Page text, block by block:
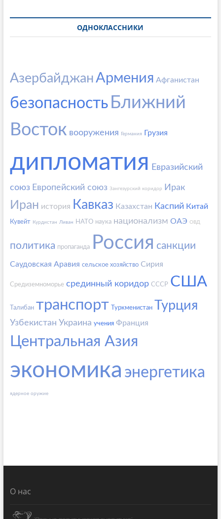
ОДНОКЛАССНИКИ
АзербайджанАрмения Афганистан
безопасность Ближний
Восток вооружения Германия Грузия
дипломатия Евразийский
союз Европейский союз Зангезурский коридор Ирак
Иран история Кавказ Казахстан Каспий Китай
Кувейт Курдистан Ливан НАТО наука национализм ОАЭ ОВД
политика пропаганда Россия санкции
Саудовская Аравия сельское хозяйство Сирия
Средиземноморье срединный коридор СССР США
Талибан транспорт Туркменистан Турция
Узбекистан Украина учения Франция
Центральная Азия
экономика энергетика
ядерное оружие
О нас